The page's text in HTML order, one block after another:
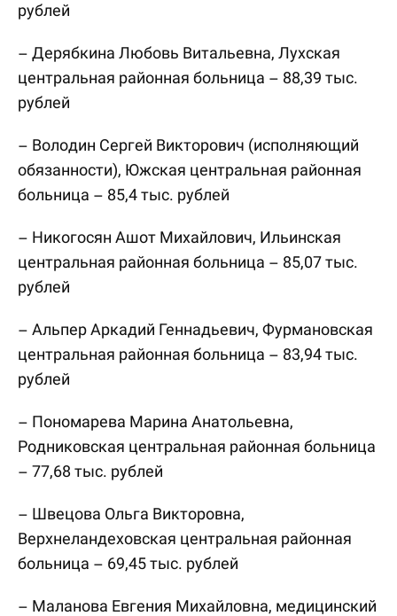
рублей
– Дерябкина Любовь Витальевна, Лухская
центральная районная больница – 88,39 тыс.
рублей
– Володин Сергей Викторович (исполняющий
обязанности), Южская центральная районная
больница – 85,4 тыс. рублей
– Никогосян Ашот Михайлович, Ильинская
центральная районная больница – 85,07 тыс.
рублей
– Альпер Аркадий Геннадьевич, Фурмановская
центральная районная больница – 83,94 тыс.
рублей
– Пономарева Марина Анатольевна,
Родниковская центральная районная больница
– 77,68 тыс. рублей
– Швецова Ольга Викторовна,
Верхнеландеховская центральная районная
больница – 69,45 тыс. рублей
– Маланова Евгения Михайловна, медицинский